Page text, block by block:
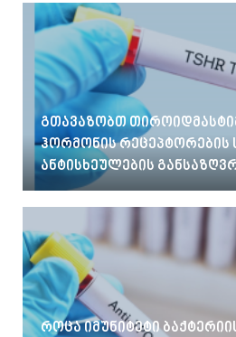
გთავაზობთ
ჰორმონის რეცეპტორების
ანტისხეულების
როცა იმუნიტეტი